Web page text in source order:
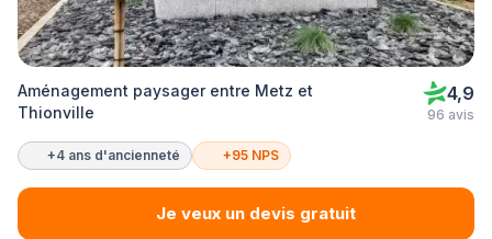
Aménagement paysager entre Metz et
Thionville
4,9
96 avis
+4 ans d'ancienneté +95 NPS
Je veux un devis gratuit